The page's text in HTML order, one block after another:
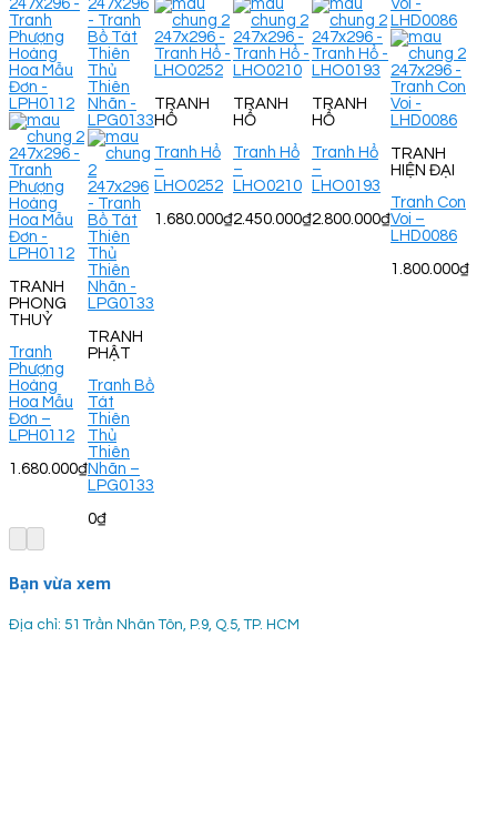
TRANH
PHONG
THUỶ
Tranh
Phượng
Hoàng
Hoa Mẫu
Đơn –
LPH0112
1.680.000₫
TRANH
PHẬT
Tranh Bồ
Tát
Thiên
Thủ
Thiên
Nhãn –
LPG0133
0₫
TRANH
HỔ
Tranh Hổ
–
LHO0252
1.680.000₫
TRANH
HỔ
Tranh Hổ
–
LHO0210
2.450.000₫
TRANH
HỔ
Tranh Hổ
–
LHO0193
2.800.000₫
TRANH
HIỆN ĐẠI
Tranh Con
Voi –
LHD0086
1.800.000₫
Bạn vừa xem
Địa chỉ: 51 Trần Nhân Tôn, P.9, Q.5, TP. HCM